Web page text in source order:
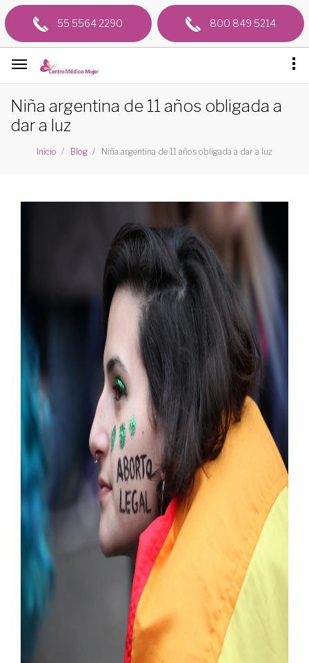
55 5564 2290 800 849 5214
Niña argentina de 11 años obligada a
dar a luz
Inicio Blog Niña argentina de 11 años obligada a dar a luz